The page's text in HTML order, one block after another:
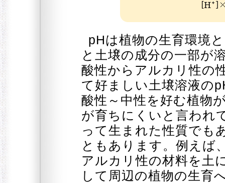
pHは植物の生育環境
と土壌の成分の一部が
酸性からアルカリ性の
て好ましい土壌溶液の
酸性～中性を好む植物
が育ちにくいと言われ
って生まれた性質でも
ともあります。例えば
アルカリ性の材料を土
して周辺の植物の生育